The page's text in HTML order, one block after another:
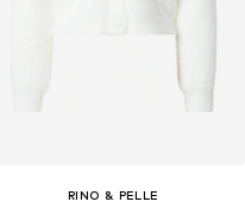
RINO & PELLE